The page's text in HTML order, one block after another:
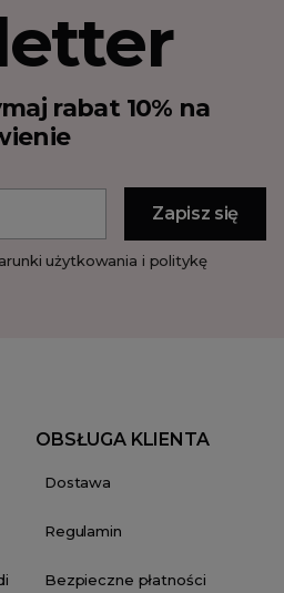
rabat 10% na
użytkowania i politykę
OBSŁUGA KLIENTA
Dostawa
Regulamin
Bezpieczne płatności